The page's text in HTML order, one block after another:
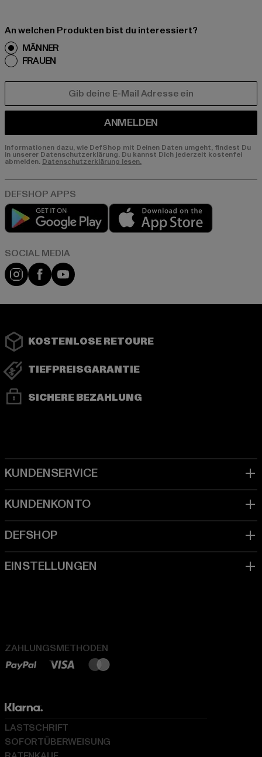
An welchen Produkten bist du interessiert?
MÄNNER
FRAUEN
ANMELDEN
Informationen dazu, wie DefShop mit Deinen Daten umgeht, findest Du
in unserer Datenschutzerklärung. Du kannst Dich jederzeit kostenfei
abmelden. Datenschutzerklärung lesen.
Play market
Instagram
FacebookYouTube
KOSTENLOSE RETOURE
TIEFPREISGARANTIE
SICHERE BEZAHLUNG
ZAHLUNGSMETHODEN
LASTSCHRIFT
SOFORTÜBERWEISUNG